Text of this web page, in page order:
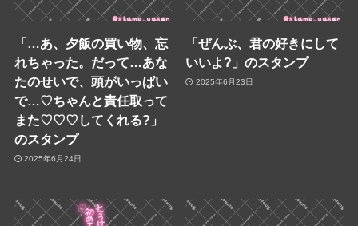
「…あ、夕飯の買い物、忘
れちゃった。だって…あな
たのせいで、頭がいっぱい
で…♡ちゃんと責任取って
また♡♡♡してくれる?」
のスタンプ
2025年6月24日
「ぜんぶ、君の好きにして
いいよ?」のスタンプ
2025年6月23日